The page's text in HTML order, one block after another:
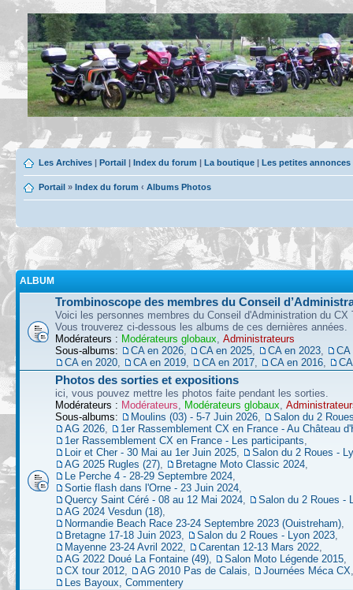
Les Archives | Portail | Index du forum | La boutique | Les petites
Portail » Index du forum ‹ Albums Photos
ALBUM
Trombinoscope des membres du Conseil
Voici les personnes membres du Conseil d'Administration du CX
Vous trouverez ci-dessous les albums de ces dernières années.
Modérateurs : Modérateurs globaux, Administrateurs
Sous-albums:
CA en 2026, CA en 2025, CA en 2023,
CA
CA en 2020, CA en 2019, CA en 2017, CA en 2016,
Photos des sorties et expositions
ici, vous pouvez mettre les photos faite pendant les sorties.
Modérateurs : Modérateurs, Modérateurs globaux,
Sous-albums:
Moulins (03) - 5-7 Juin 2026,
Salon du 2
AG 2026,
1er Rassemblement CX en France - Au Château
1er Rassemblement CX en France - Les participants,
Loir et Cher - 30 Mai au 1er Juin 2025,
Salon du 2 Roues -
AG 2025 Rugles (27), Bretagne Moto Classic 2024,
Le Perche 4 - 28-29 Septembre 2024,
Sortie flash dans l'Orne - 23 Juin 2024,
Quercy Saint Céré - 08 au 12 Mai 2024,
Salon du 2 Roues -
AG 2024 Vesdun (18),
Normandie Beach Race 23-24 Septembre 2023 (Ouistreham),
Bretagne 17-18 Juin 2023, Salon du 2 Roues - Lyon 2023,
Mayenne 23-24 Avril 2022, Carentan 12-13 Mars 2022,
AG 2022 Doué La Fontaine (49), Salon Moto Légende 2015,
CX tour 2012, AG 2010 Pas de Calais, Journées Méca CX,
Les Bayoux, Commentery